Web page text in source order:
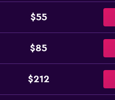
$55
$85
$212